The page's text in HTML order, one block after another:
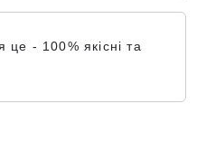
- 100% якісні та